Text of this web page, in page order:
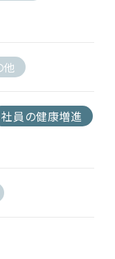
他
社員の健康増進